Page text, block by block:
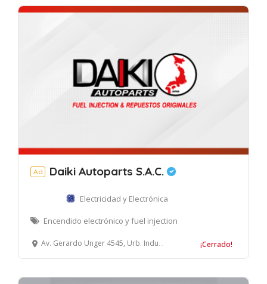
Ad Daiki Autoparts S.A.C.
Electricidad y Electrónica
Encendido electrónico y fuel injection
Av. Gerardo Unger 4545, Urb. Industrial Naranjal, Independencia, Lima ¡Cerrado!